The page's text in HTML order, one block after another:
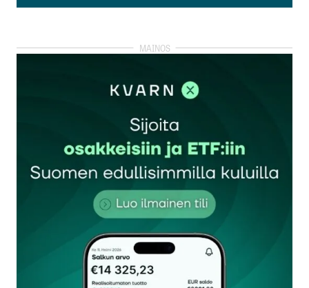
Lisää kommentti
kirjautua
rekisteröityä
Sähköpostiosoitettasi ei julkaista.Pakolliset
kentät on merkitty*
Kommentti*